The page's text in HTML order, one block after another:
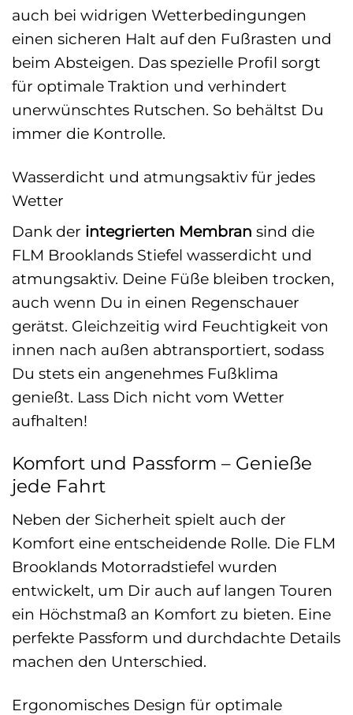
auch bei widrigen Wetterbedingungen
einen sicheren Halt auf den Fußrasten und
beim Absteigen. Das spezielle Profil sorgt
für optimale Traktion und verhindert
unerwünschtes Rutschen. So behältst Du
immer die Kontrolle.
Wasserdicht und atmungsaktiv für jedes
Wetter
Dank der integrierten Membran sind die
FLM Brooklands Stiefel wasserdicht und
atmungsaktiv. Deine Füße bleiben trocken,
auch wenn Du in einen Regenschauer
gerätst. Gleichzeitig wird Feuchtigkeit von
innen nach außen abtransportiert, sodass
Du stets ein angenehmes Fußklima
genießt. Lass Dich nicht vom Wetter
aufhalten!
Komfort und Passform – Genieße
jede Fahrt
Neben der Sicherheit spielt auch der
Komfort eine entscheidende Rolle. Die FLM
Brooklands Motorradstiefel wurden
entwickelt, um Dir auch auf langen Touren
ein Höchstmaß an Komfort zu bieten. Eine
perfekte Passform und durchdachte Details
machen den Unterschied.
Ergonomisches Design für optimale